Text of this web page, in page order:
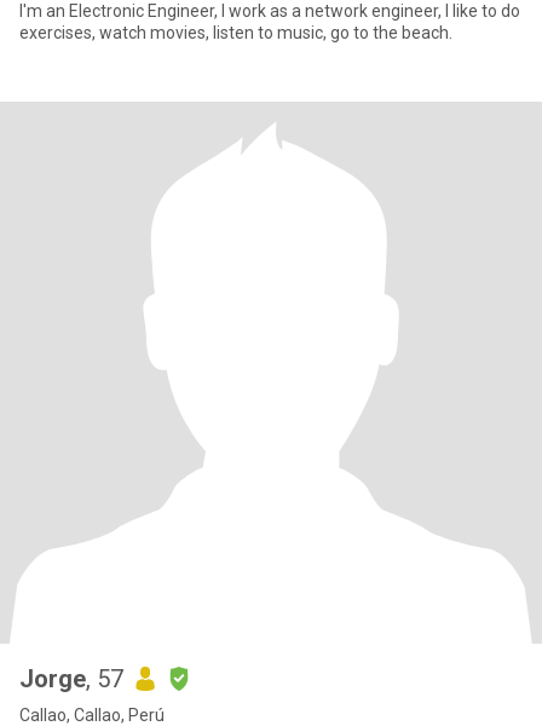
I'm an Electronic Engineer, I work as a network engineer, I like to do
exercises, watch movies, listen to music, go to the beach.
Jorge, 57
Callao, Callao, Perú